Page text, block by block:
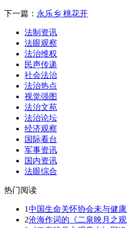
下一篇： 永乐乡 桃花开
法制资讯
法眼观察
法治维权
民声传递
社会法治
法治热点
视觉强图
法治文苑
法治论坛
经济观察
国际看台
军事资讯
国内资讯
法眼综合
热门阅读
1中国生命关怀协会未与健
2沧海作词的《二泉映月之